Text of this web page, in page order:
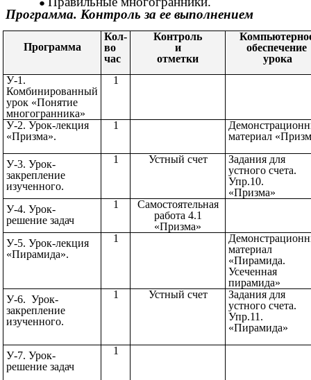
Программа. Контроль за ее выполнением
Программа
Кол-
во
час
Контроль
и
отметки
обеспечение
урока
У-1.
Комбинированный
урок «Понятие
многогранника»
1
У-2. Урок-лекция
«Призма».
1
материал
У-3. Урок-
закрепление
изученного.
1 Устный счет
Задания для
устного счета.
Упр.10.
У-4. Урок-
решение задач
1
Самостоятельная
работа 4.1
«Призма»
У-5. Урок-лекция
«Пирамида».
1
материал
«Пирамида.
Усеченная
пирамида»
У-6. Урок-
закрепление
изученного.
1 Устный счет
Задания для
устного счета.
Упр.11.
У-7. Урок-
решение задач
1